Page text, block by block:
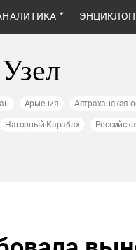
Армения Астраханская
Нагорный Карабах